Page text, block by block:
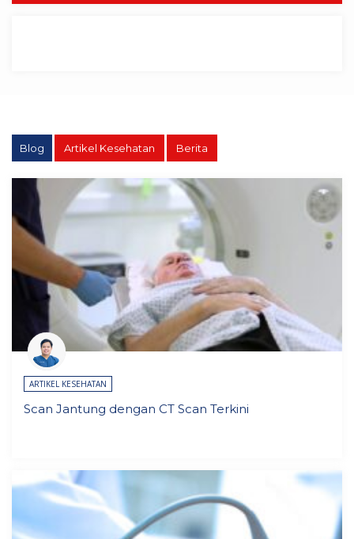
Blog Artikel Kesehatan Berita
ARTIKEL KESEHATAN
Scan Jantung dengan CT Scan Terkini